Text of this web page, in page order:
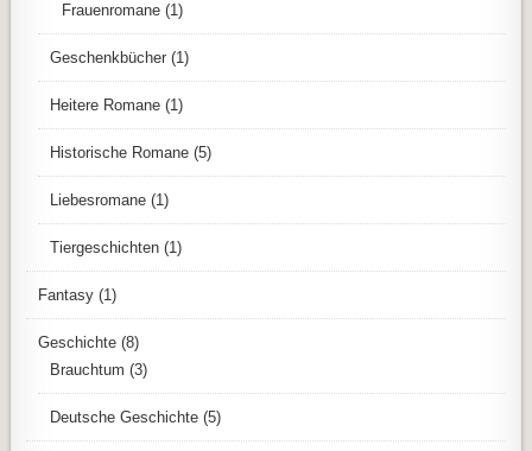
Frauenromane (1)
Geschenkbücher (1)
Heitere Romane (1)
Historische Romane (5)
Liebesromane (1)
Tiergeschichten (1)
Fantasy (1)
Geschichte (8)
Brauchtum (3)
Deutsche Geschichte (5)